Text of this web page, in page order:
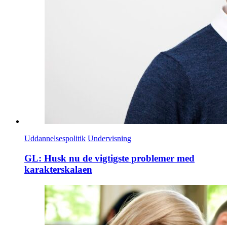
Uddannelsespolitik Undervisning
GL: Husk nu de vigtigste problemer med
karakterskalaen